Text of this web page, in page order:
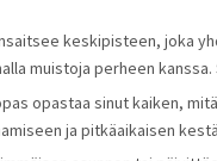
keskipisteen, joka
muistoja perheen
opastaa sinut kaiken,
ja pitkäaikaisen